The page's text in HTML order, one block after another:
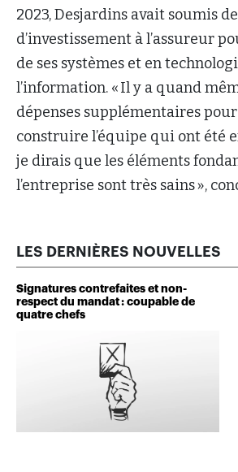
2023, Desjardins avait soumis
d’investissement à l’assureur
de ses systèmes et en
l’information. « Il y a quand
dépenses supplémentaires
construire l’équipe qui ont été
je dirais que les éléments
l’entreprise sont très sains »,
LES DERNIÈRES NOUVELLES
Signatures contrefaites et non-
respect du mandat : coupable de
quatre chefs